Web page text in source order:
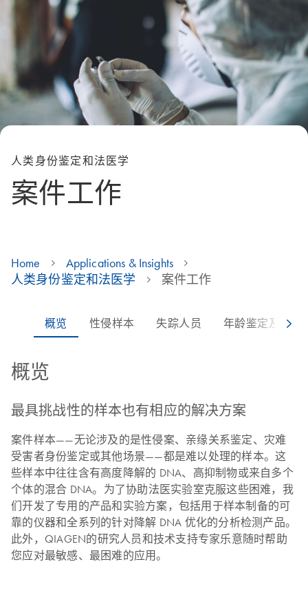
人类身份鉴定和法医学
案件工作
Home
Applications & Insights
人类身份鉴定和法医学
案件工作
概览
最具挑战性的样本也有相应的解决方案
案件样本——无论涉及的是性侵案、亲缘关系鉴定、灾难
受害者身份鉴定或其他场景——都是难以处理的样本。这
些样本中往往含有高度降解的 DNA、高抑制物或来自多个
个体的混合 DNA。为了协助法医实验室克服这些困难，我
们开发了专用的产品和实验方案，包括用于样本制备的可
靠的仪器和全系列的针对降解 DNA 优化的分析检测产品。
此外，QIAGEN的研究人员和技术支持专家乐意随时帮助
您应对最敏感、最困难的应用。